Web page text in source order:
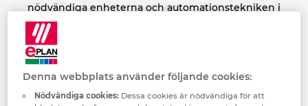
nödvändiga enheterna och automationstekniken i
I&C-schemat. Informationen som samlas in här
kommer sedan att användas under projektets
gång för beräkningar och som riktlinje för den
elektriska konstruktionen. Digital datakontinuitet
är den avgörande faktorn för integrerade
processer och EPLAN erbjuder dig en stabil grund
India
Indonesia
Ireland
Denna webbplats använder följande cookies:
Nödvändiga cookies:Dessa cookies är nödvändiga för att